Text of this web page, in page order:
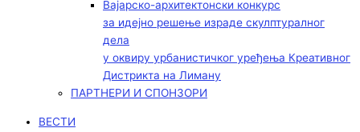
Вајарско-архитектонски конкурс
за идејно решење израде скулптуралног
дела
у оквиру урбанистичког уређења Креативног
Дистрикта на Лиману
ПАРТНЕРИ И СПОНЗОРИ
ВЕСТИ